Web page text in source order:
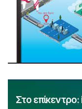
Στο επίκεντρο: